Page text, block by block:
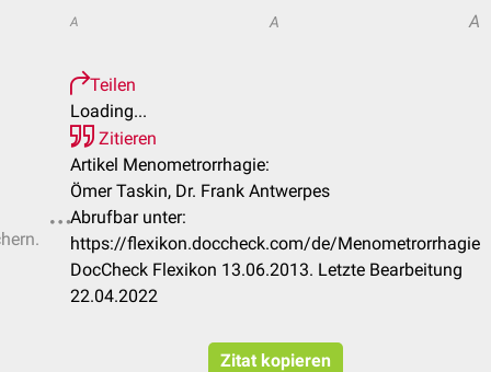
A A A
Teilen
Loading...
Zitieren
Artikel Menometrorrhagie:
Ömer Taskin, Dr. Frank Antwerpes
Abrufbar unter:
https://flexikon.doccheck.com/de/Menometrorrhagie
DocCheck Flexikon 13.06.2013. Letzte Bearbeitung
22.04.2022
Zitat kopieren